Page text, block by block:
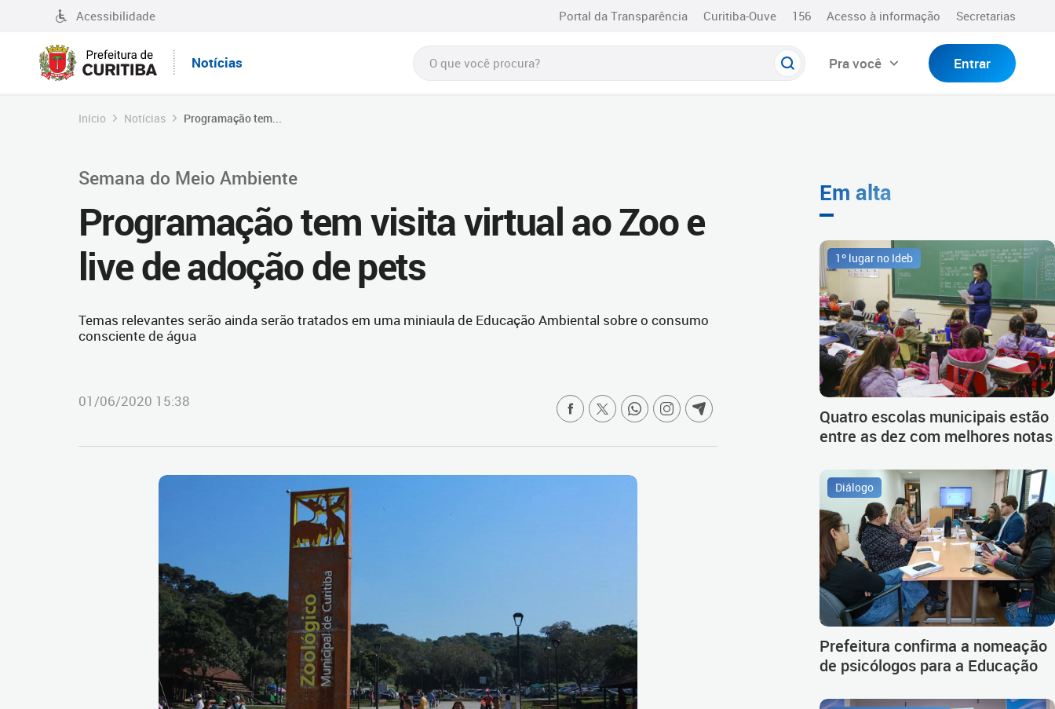
Acessibilidade Portal da Transparência Curitiba-Ouve 156 Acesso à informação Secretarias
Notícias Pra você Entrar
Início Notícias Programação tem...
Semana do Meio Ambiente
Programação tem visita virtual ao Zoo e
live de adoção de pets
Temas relevantes serão ainda serão tratados em uma miniaula de Educação Ambiental sobre o consumo
consciente de água
01/06/2020 15:38
Em alta
1º lugar no Ideb
Quatro escolas municipais estão
entre as dez com melhores notas
Diálogo
Prefeitura confirma a nomeação
de psicólogos para a Educação